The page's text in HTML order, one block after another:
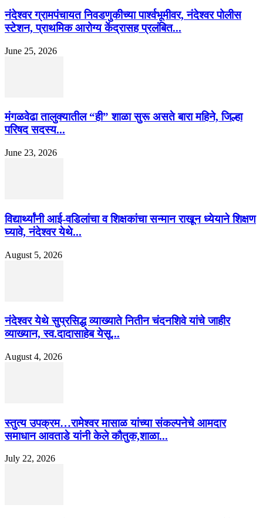
नंदेश्वर ग्रामपंचायत निवडणुकीच्या पार्श्वभूमीवर, नंदेश्वर पोलीस
स्टेशन, प्राथमिक आरोग्य केंद्रासह प्रलंबित...
June 25, 2026
मंगळवेढा तालुक्यातील “ही” शाळा सुरू असते बारा महिने, जिल्हा
परिषद सदस्य...
June 23, 2026
विद्यार्थ्यांनी आई-वडिलांचा व शिक्षकांचा सन्मान राखून ध्येयाने शिक्षण
घ्यावे, नंदेश्वर येथे...
August 5, 2026
नंदेश्वर येथे सुप्रसिद्ध व्याख्याते नितीन चंदनशिवे यांचे जाहीर
व्याख्यान, स्व.दादासाहेब येसू...
August 4, 2026
स्तुत्य उपक्रम…रामेश्वर मासाळ यांच्या संकल्पनेचे आमदार
समाधान आवताडे यांनी केले कौतुक,शाळा...
July 22, 2026